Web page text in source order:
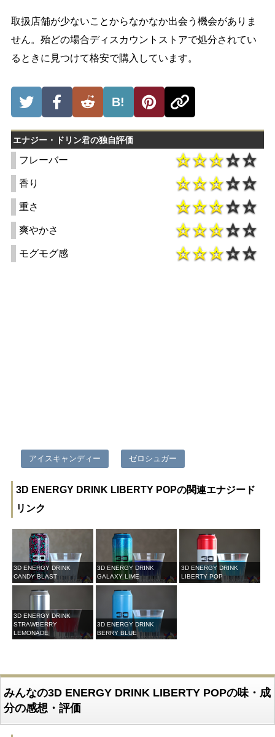
取扱店舗が少ないことからなかなか出会う機会がありま
せん。殆どの場合ディスカウントストアで処分されてい
るときに見つけて格安で購入しています。
B!
エナジー・ドリン君の独自評価
フレーバー
香り
重さ
爽やかさ
モグモグ感
アイスキャンディー ゼロシュガー
3D ENERGY DRINK LIBERTY POPの関連エナジード
リンク
3D ENERGY DRINK
CANDY BLAST
3D ENERGY DRINK
GALAXY LIME
3D ENERGY DRINK
LIBERTY POP
3D ENERGY DRINK
STRAWBERRY
LEMONADE
3D ENERGY DRINK
BERRY BLUE
みんなの3D ENERGY DRINK LIBERTY POPの味・成
分の感想・評価